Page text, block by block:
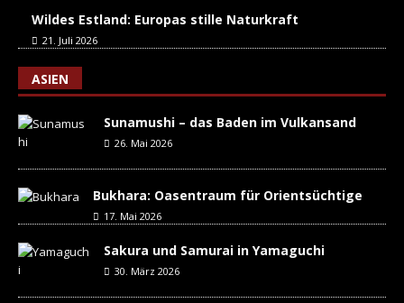
Wildes Estland: Europas stille Naturkraft
21. Juli 2026
ASIEN
Sunamushi – das Baden im Vulkansand
26. Mai 2026
Bukhara: Oasentraum für Orientsüchtige
17. Mai 2026
Sakura und Samurai in Yamaguchi
30. März 2026